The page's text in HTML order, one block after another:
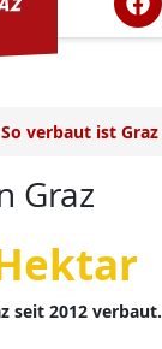
So verbaut ist Graz
Graz
seit 2012 verbaut.